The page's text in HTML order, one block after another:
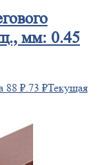
мм: 0.45
88 ₽. 73 ₽Текущая